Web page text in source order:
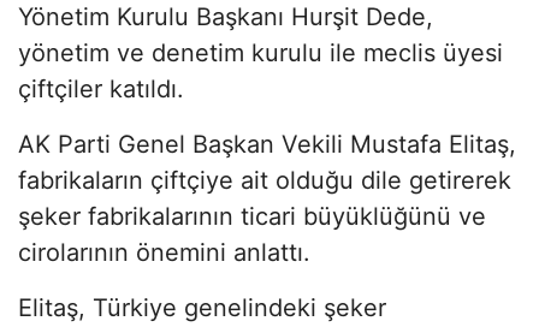
Yönetim Kurulu Başkanı Hurşit Dede,
yönetim ve denetim kurulu ile meclis üyesi
çiftçiler katıldı.
AK Parti Genel Başkan Vekili Mustafa Elitaş,
fabrikaların çiftçiye ait olduğu dile getirerek
şeker fabrikalarının ticari büyüklüğünü ve
cirolarının önemini anlattı.
Elitaş, Türkiye genelindeki şeker